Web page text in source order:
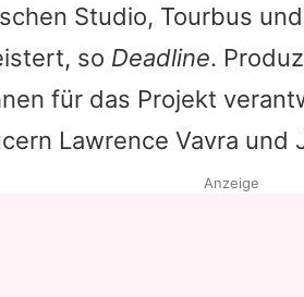
Studio, Tourbus
so Deadline.
für das Projekt
Lawrence Vavra und
Anzeige